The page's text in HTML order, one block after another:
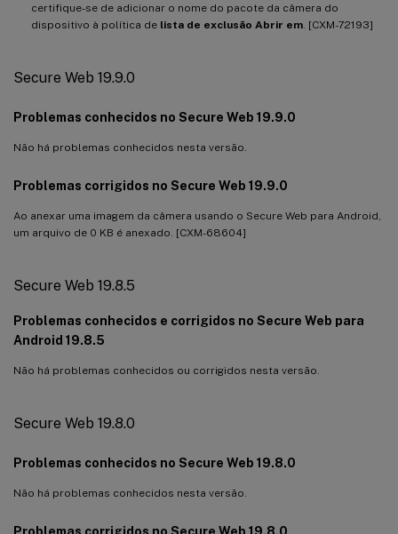
certifique-se de adicionar o nome do pacote da câmera do
dispositivo à política de lista de exclusão Abrir em . [CXM-72193]
Secure Web 19.9.0
Problemas conhecidos no Secure Web 19.9.0
Não há problemas conhecidos nesta versão.
Problemas corrigidos no Secure Web 19.9.0
Ao anexar uma imagem da câmera usando o Secure Web para Android,
um arquivo de 0 KB é anexado. [CXM-68604]
Secure Web 19.8.5
Problemas conhecidos e corrigidos no Secure Web para
Android 19.8.5
Não há problemas conhecidos ou corrigidos nesta versão.
Secure Web 19.8.0
Problemas conhecidos no Secure Web 19.8.0
Não há problemas conhecidos nesta versão.
Problemas corrigidos no Secure Web 19.8.0